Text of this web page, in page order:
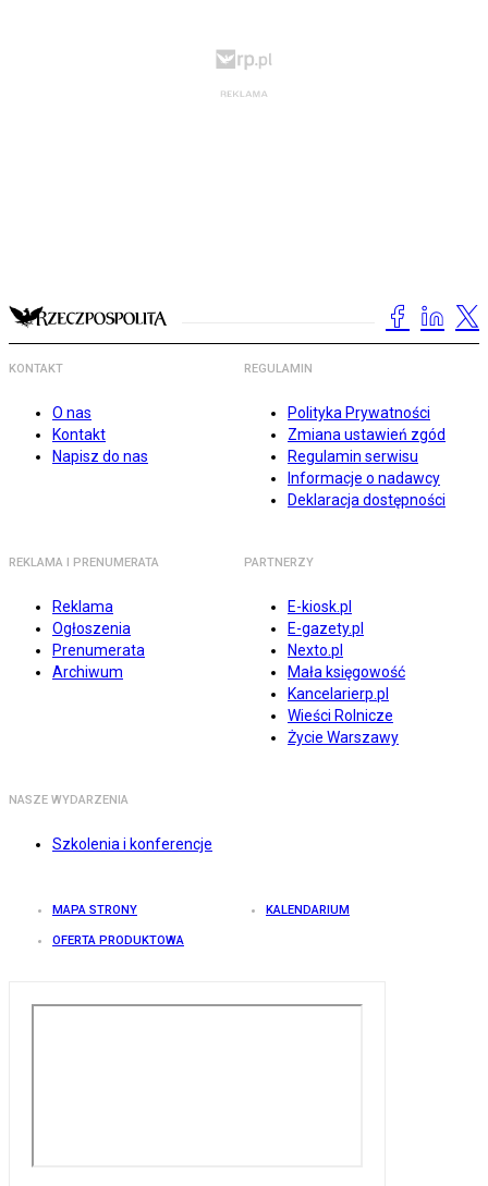
KONTAKT
O nas
Kontakt
Napisz do nas
REGULAMIN
Polityka Prywatności
Zmiana ustawień zgód
Regulamin serwisu
Informacje o nadawcy
Deklaracja dostępności
REKLAMA I PRENUMERATA
Reklama
Ogłoszenia
Prenumerata
Archiwum
PARTNERZY
E-kiosk.pl
E-gazety.pl
Nexto.pl
Mała księgowość
Kancelarierp.pl
Wieści Rolnicze
Życie Warszawy
NASZE WYDARZENIA
Szkolenia i konferencje
MAPA STRONY KALENDARIUM
OFERTA PRODUKTOWA